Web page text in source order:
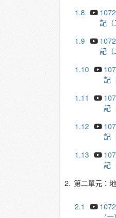
1.8
記
1.9
記（
1.10
記
1.11
記
1.12
記
1.13
記
2. 第二單元：
2.1